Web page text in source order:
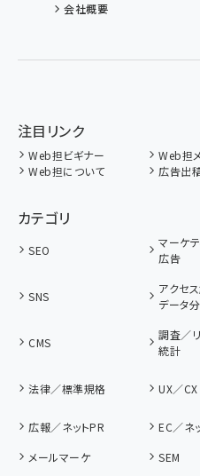
会社概要
注目リンク
Web担ビギナー Web担
Web担について
広告出
カテゴリ
SEO
マーケ
広告
SNS
アクセ
データ
CMS
調査／
統計
法律／標準規格 UX／CX
広報／ネットPR
EC／ネ
メールマーケ
SEM